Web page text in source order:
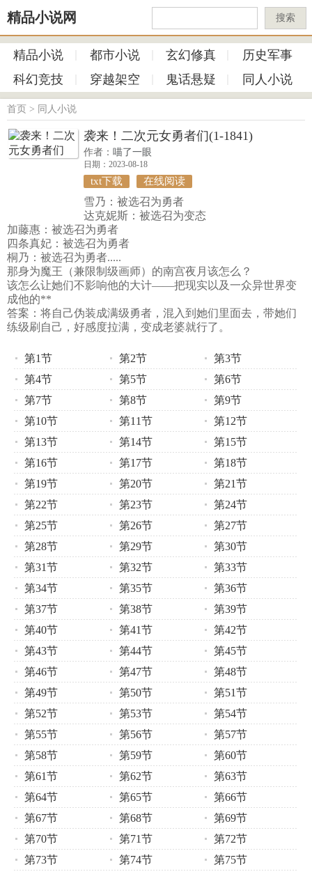
精品小说网 搜索
精品小说 都市小说 玄幻修真
历史军事
科幻竞技
穿越架空 鬼话悬疑 同人小说
首页 > 同人小说
袭来！二次元女勇者们(1-1841)
作者： 喵了一眼
日期：2023-08-18
txt下载 在线阅读
雪乃：被选召为勇者
达克妮斯：被选召为变态
加藤惠：被选召为勇者
四条真妃：被选召为勇者
桐乃：被选召为勇者.....
那身为魔王（兼限制级画师）的南宫夜月该怎么？
该怎么让她们不影响他的大计——把现实以及一众异世界变
成他的**
答案：将自己伪装成满级勇者，混入到她们里面去，带她们
练级刷自己，好感度拉满，变成老婆就行了。
第1节 第2节
第3节
第4节
第5节
第6节
第7节
第8节
第9节
第10节
第11节
第12节
第13节
第14节
第15节
第16节
第17节
第18节
第19节
第20节
第21节
第22节
第23节
第24节
第25节
第26节
第27节
第28节
第29节
第30节
第31节
第32节
第33节
第34节
第35节
第36节
第37节
第38节
第39节
第40节
第41节
第42节
第43节
第44节
第45节
第46节
第47节
第48节
第49节
第50节
第51节
第52节
第53节
第54节
第55节
第56节
第57节
第58节
第59节
第60节
第61节
第62节
第63节
第64节
第65节
第66节
第67节
第68节
第69节
第70节
第71节
第72节
第73节
第74节
第75节